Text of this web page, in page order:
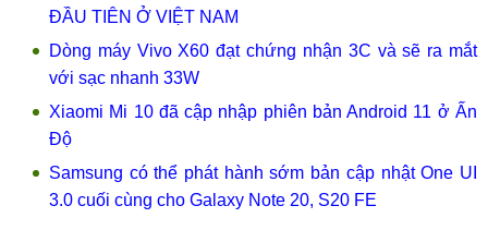
ĐẦU TIÊN Ở VIỆT NAM
Dòng máy Vivo X60 đạt chứng nhận 3C và sẽ ra mắt
với sạc nhanh 33W
Xiaomi Mi 10 đã cập nhập phiên bản Android 11 ở Ấn
Độ
Samsung có thể phát hành sớm bản cập nhật One UI
3.0 cuối cùng cho Galaxy Note 20, S20 FE